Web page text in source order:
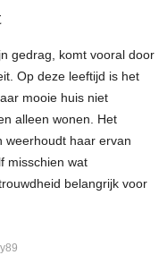
gedrag, komt vooral door
Op deze leeftijd is het
mooie huis niet
alleen wonen. Het
weerhoudt haar ervan
misschien wat
belangrijk voor